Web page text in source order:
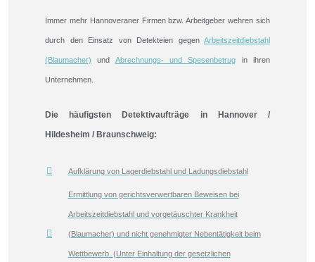
Immer mehr Hannoveraner Firmen bzw. Arbeitgeber wehren sich
durch den Einsatz von Detekteien gegen Arbeitszeitdiebstahl
(Blaumacher) und Abrechnungs- und Spesenbetrug in ihren
Unternehmen.
Die häufigsten Detektivaufträge in Hannover /
Hildesheim / Braunschweig:
Aufklärung von Lagerdiebstahl und Ladungsdiebstahl
Ermittlung von gerichtsverwertbaren Beweisen bei
Arbeitszeitdiebstahl und vorgetäuschter Krankheit
(Blaumacher) und nicht genehmigter Nebentätigkeit beim
Wettbewerb. (Unter Einhaltung der gesetzlichen